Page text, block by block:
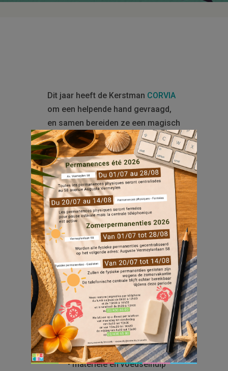
Dit jaar heeft de Kerstman CORVIA
om een helpende hand gevraagd,
en samen bereiden ze een magisch
moment voor alle kinderen voor!
Wanneer?Op 23 december, van 14u
tot 16u
Waar?Rue de Picardie 96
Op het programma:
een grote cadeautjesbedeling om
alle ingeschreven kinderen een
vrolijk kerstfeest te bezorgen.
Om deel te nemen, schrijf je in vóór
19 december via de website van
CORVIA
CORVIA, opgericht in 2010, heeft
als missie:
• materiële en voedselhulp